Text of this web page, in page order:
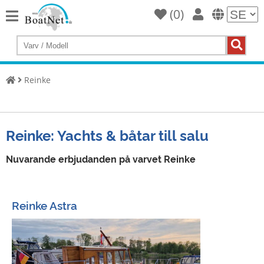
Home
Köp
yacht
Kommersiell
säljare
Auktioner
Båtmäklare
Service
(0)
Reinke
Reinke: Yachts & båtar till salu
Nuvarande erbjudanden på varvet Reinke
Reinke Astra